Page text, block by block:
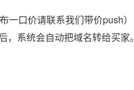
一口价请联系我们带价push）
系统会自动把域名转给买家。